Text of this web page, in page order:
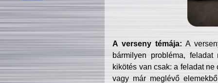
A verseny témája: A
bármilyen probléma, feladat
kikötés van csak: a feladat
vagy már meglévő